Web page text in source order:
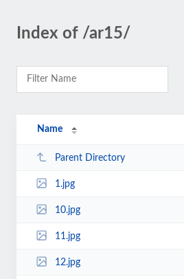
Index of /ar15/
Name
Parent Directory
1.jpg
10.jpg
11.jpg
12.jpg